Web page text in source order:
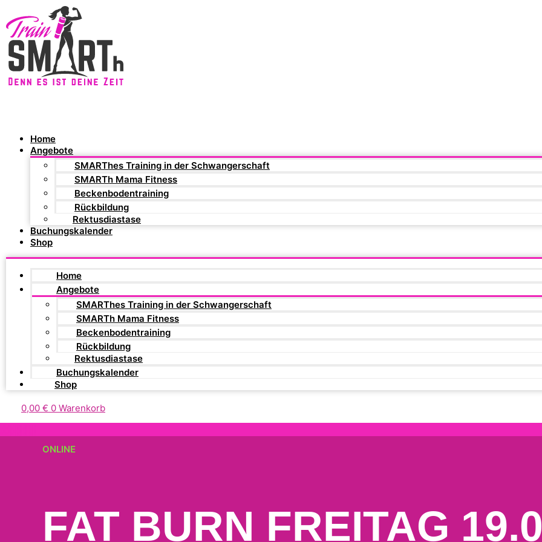
Home
Angebote
SMARThes Training in der Schwangerschaft
SMARTh Mama Fitness
Beckenbodentraining
Rückbildung
Rektusdiastase
Buchungskalender
Shop
Home
Angebote
SMARThes Training in der Schwangerschaft
SMARTh Mama Fitness
Beckenbodentraining
Rückbildung
Rektusdiastase
Buchungskalender
Shop
0,00 € 0 Warenkorb
ONLINE
FAT BURN FREITAG